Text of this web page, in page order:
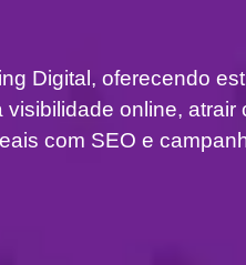
Digital, oferecendo
online, atrair
com SEO e